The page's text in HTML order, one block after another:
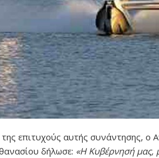
επιτυχούς αυτής συνάντησης, ο
δήλωσε: «Η Κυβέρνησή μας,